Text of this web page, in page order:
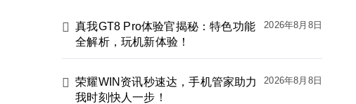
真我GT8 Pro体验官揭秘：特色功能
全解析，玩机新体验！
2026年8月8日
荣耀WIN资讯秒速达，手机管家助力
我时刻快人一步！
2026年8月8日